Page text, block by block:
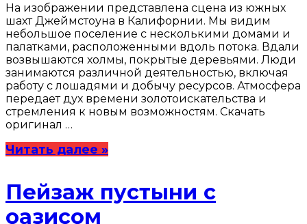
На изображении представлена сцена из южных
шахт Джеймстоуна в Калифорнии. Мы видим
небольшое поселение с несколькими домами и
палатками, расположенными вдоль потока. Вдали
возвышаются холмы, покрытые деревьями. Люди
занимаются различной деятельностью, включая
работу с лошадями и добычу ресурсов. Атмосфера
передает дух времени золотоискательства и
стремления к новым возможностям. Скачать
оригинал …
Читать далее »
Пейзаж пустыни с
оазисом